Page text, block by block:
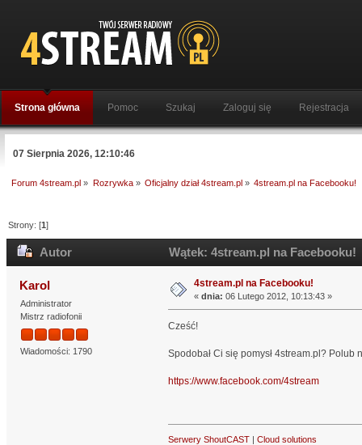
Strona główna Pomoc Szukaj Zaloguj się Rejestracja
07 Sierpnia 2026, 12:10:46
Forum 4stream.pl » Rozrywka» Oficjalny dział 4stream.pl» 4stream.pl na Facebooku!
Strony: [1]
Autor Wątek: 4stream.pl na
Karol
Administrator
Mistrz radiofonii
Wiadomości: 1790
4stream.pl na Facebooku!
« dnia: 06 Lutego 2012, 10:13:43 »
Cześć!
Spodobał Ci się pomysł 4stream.pl?
https://www.facebook.com/4stream
Serwery ShoutCAST| Cloud solutions